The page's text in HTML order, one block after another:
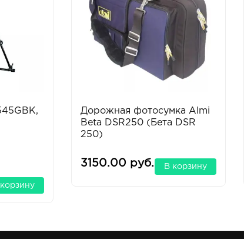
Дорожная фотосумка Almi
Beta DSR250 (Бета DSR
250)
3150.00 руб. В корзину